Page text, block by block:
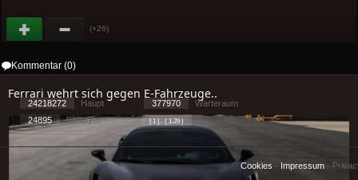
(+26)
Kommentar (0)
Ferrari wehrt sich gegen E-Fahrzeuge..
24218272 Haupt 377970
Warteraum
24895
Benutzer [ 1 ] - ( 1.29 )
Cookies - Impressum -